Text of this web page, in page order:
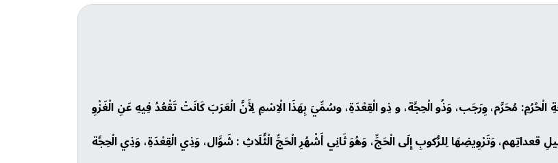
الْحُرُمِ: مُحَرَّم، وِرَجَب، وَذُو الْحِجَّة، و ذِو الْقِعْدَةِ، وسُمِّيَ بِهَذَا الْاِسْمِ لِأَنَّ الْعَرَبَ كَانَتْ تَقْعُدُ فِيهِ عَنِ الْغَزْوِ
قعداتِهم، وَتَرْوِيضِهَا لِلرُّكوبِ إِلَى الْحَجِّ، وَهُوَ ثَانِي أَشْهُرِ الْحَجِّ الْثَّلَاثِ : شَوَّال، وَذِي الْقِعْدَةِ، وَذِي الْحِجَّة